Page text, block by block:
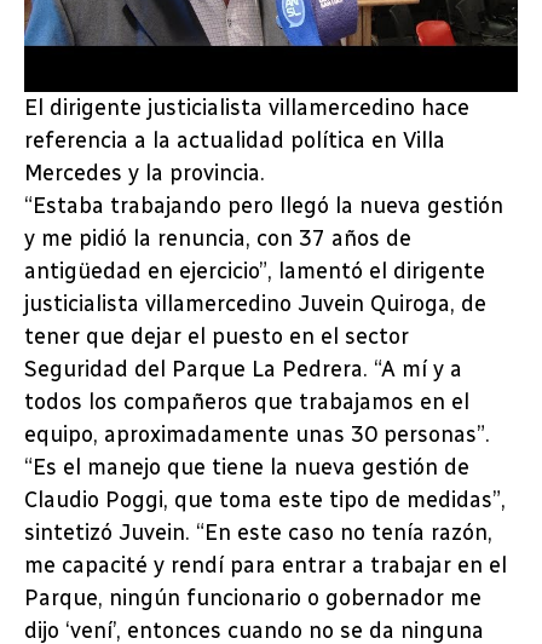
El dirigente justicialista villamercedino hace
referencia a la actualidad política en Villa
Mercedes y la provincia.
“Estaba trabajando pero llegó la nueva gestión
y me pidió la renuncia, con 37 años de
antigüedad en ejercicio”, lamentó el dirigente
justicialista villamercedino Juvein Quiroga, de
tener que dejar el puesto en el sector
Seguridad del Parque La Pedrera. “A mí y a
todos los compañeros que trabajamos en el
equipo, aproximadamente unas 30 personas”.
“Es el manejo que tiene la nueva gestión de
Claudio Poggi, que toma este tipo de medidas”,
sintetizó Juvein. “En este caso no tenía razón,
me capacité y rendí para entrar a trabajar en el
Parque, ningún funcionario o gobernador me
dijo ‘vení’, entonces cuando no se da ninguna